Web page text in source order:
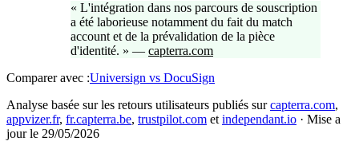
« L'intégration dans nos parcours de souscription
a été laborieuse notamment du fait du match
account et de la prévalidation de la pièce
d'identité. » — capterra.com
Comparer avec :Universign vs DocuSign
Analyse basée sur les retours utilisateurs publiés surcapterra.com,
appvizer.fr, fr.capterra.be, trustpilot.com et independant.io · Mise a
jour le 29/05/2026